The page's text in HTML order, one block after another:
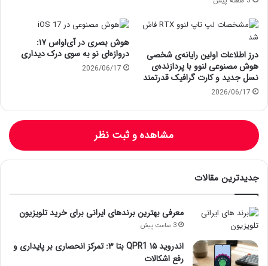
درز اطلاعات اولین رایانه‌ی شخصی
هوش مصنوعی لنوو با پردازنده‌ی
نسل جدید و کارت گرافیک قدرتمند
2026/06/17
هوش بصری در آی‌او‌اس ۱۷:
دروازه‌ای نو به سوی درک دیداری
2026/06/17
مشاهده و ثبت نظر
جدیدترین مقالات
معرفی بهترین برندهای ایرانی برای خرید تلویزیون
3 ساعت پیش
اندروید ۱۵ QPR1 بتا ۳: تمرکز انحصاری بر پایداری و
رفع اشکالات